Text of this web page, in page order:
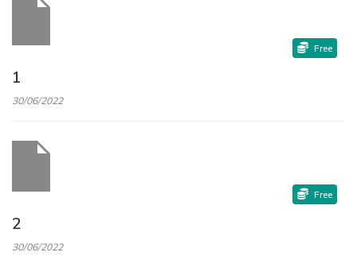
1
30/06/2022
Free
2
30/06/2022
Free